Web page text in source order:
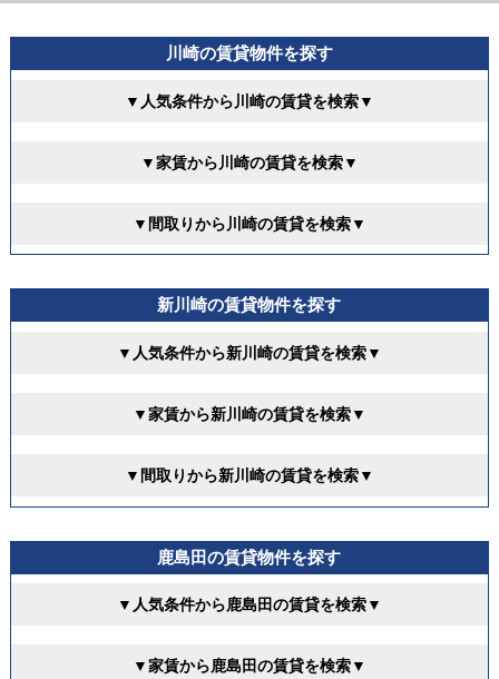
川崎の賃貸物件を探す
▼人気条件から川崎の賃貸を検索▼
▼家賃から川崎の賃貸を検索▼
▼間取りから川崎の賃貸を検索▼
新川崎の賃貸物件を探す
▼人気条件から新川崎の賃貸を検索▼
▼家賃から新川崎の賃貸を検索▼
▼間取りから新川崎の賃貸を検索▼
鹿島田の賃貸物件を探す
▼人気条件から鹿島田の賃貸を検索▼
▼家賃から鹿島田の賃貸を検索▼